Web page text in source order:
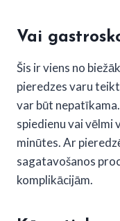
Vai
Šis ir viens no
pieredzes varu
var būt
spiedienu vai vēlmi
minūtes. Ar
sagatavošanos
komplikācijām.